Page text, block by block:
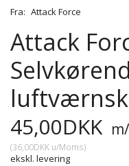
Fra: Attack Force
Attack
45,00DKK
(36,00DKK u/Moms)
ekskl. levering